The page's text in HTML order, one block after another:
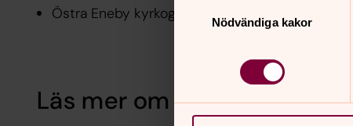
Nödvändiga kakor
Östra Eneby kyrkogård
Läs mer om hur vi arbetar